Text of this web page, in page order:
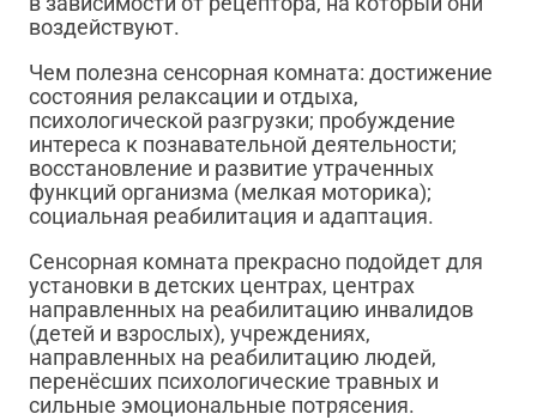
воздействуют.
Чем полезна сенсорная комната: достижение
состояния релаксации и отдыха,
психологической разгрузки; пробуждение
интереса к познавательной деятельности;
восстановление и развитие утраченных
функций организма (мелкая моторика);
социальная реабилитация и адаптация.
Сенсорная комната прекрасно подойдет для
установки в детских центрах, центрах
направленных на реабилитацию инвалидов
(детей и взрослых), учреждениях,
направленных на реабилитацию людей,
перенёсших психологические травных и
сильные эмоциональные потрясения.